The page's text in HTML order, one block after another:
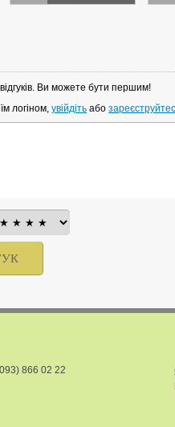
Ви можете бути першим!
логіном, увійдіть або
866 02 22